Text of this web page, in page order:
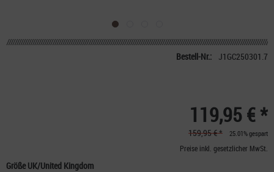
Bestell-Nr.: J1GC250301.7
119,95 € *
159,95 € * 25.01% gespart
Preise inkl. gesetzlicher MwSt.
Größe UK/United Kingdom